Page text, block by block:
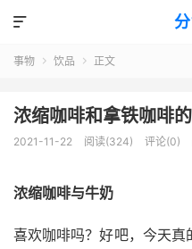

事物  饮品  正文
浓缩咖啡和拿铁咖啡
2021-11-22 阅读(324) 评论(0)
浓缩咖啡与牛奶
喜欢咖啡吗？好吧，今天